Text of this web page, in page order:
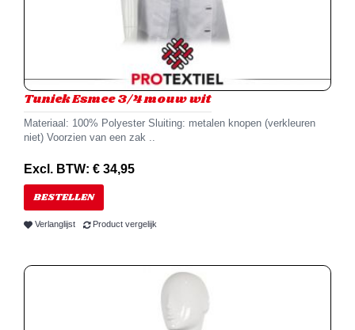
Tuniek Esmee 3/4 mouw wit
Materiaal: 100% Polyester Sluiting: metalen knopen (verkleuren
niet) Voorzien van een zak ..
Excl. BTW: € 34,95
BESTELLEN
Verlanglijst Product vergelijk